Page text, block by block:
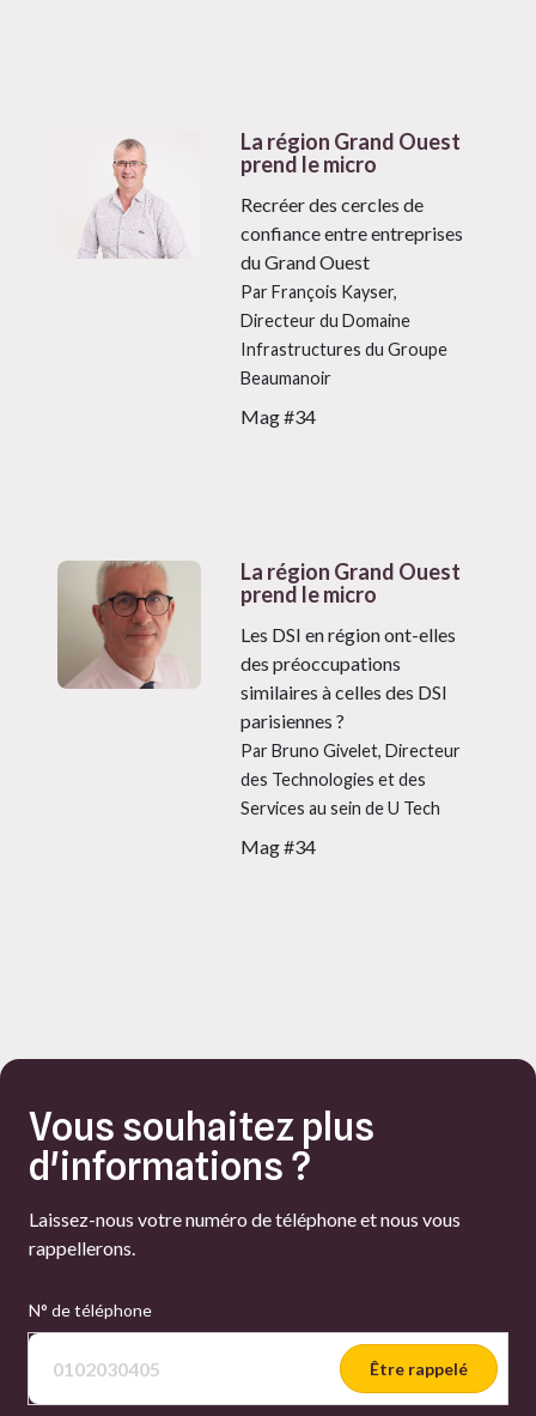
La région Grand Ouest
prend le micro
Recréer des cercles de
confiance entre entreprises
du Grand Ouest
Par François Kayser,
Directeur du Domaine
Infrastructures du Groupe
Beaumanoir
Mag #34
La région Grand Ouest
prend le micro
Les DSI en région ont-elles
des préoccupations
similaires à celles des DSI
parisiennes ?
Par Bruno Givelet, Directeur
des Technologies et des
Services au sein de U Tech
Mag #34
Vous souhaitez plus
d'informations ?
Laissez-nous votre numéro de téléphone et nous vous
rappellerons.
N° de téléphone
Être rappelé